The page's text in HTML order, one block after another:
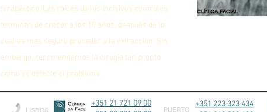
terapéutico. Las raíces de los incisivos centrales
terminan de crecer a los 10 años, después de lo
cual es más seguro proceder a la extracción. Sin
embargo, recomendamos la cirugía tan pronto
como se detecte el problema.
CLÍNICA FACIAL
LISBOA
+351 21 721 09 00
PUERTO
+351 223 323 434